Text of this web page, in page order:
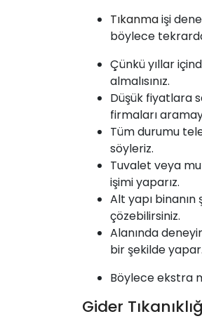
Tıkanmaişi
böylece
Çünkü yıllar
almalısınız.
Düşük fiyatlara
firmaları
Tüm durumu
söyleriz.
Tuvalet veya
işimi yaparız.
Alt yapı
çözebilirsiniz.
Alanında
bir şekilde yapar.
Böylece ekstra
Gider